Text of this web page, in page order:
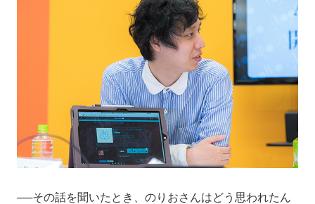
──その話を聞いたとき、のりおさんはどう思われたん